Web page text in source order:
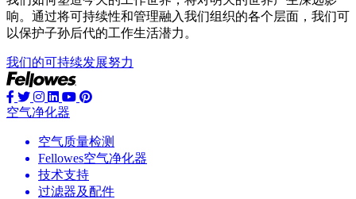
响。通过将可持续性和管理融入我们组织的各个层面，我们可
以保护子孙后代的工作生活潜力。
我们的可持续发展努力
空气净化器
空气质量检测
Fellowes空气净化器
技术支持
过滤器及配件